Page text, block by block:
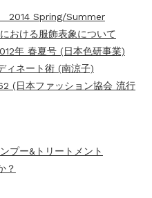
2014 Spring/Summer
おける服飾表象について
年 春夏号 (日本色研事業)
ィネート術 (南涼子)
(日本ファッション協会 流行
プー&トリートメント
？